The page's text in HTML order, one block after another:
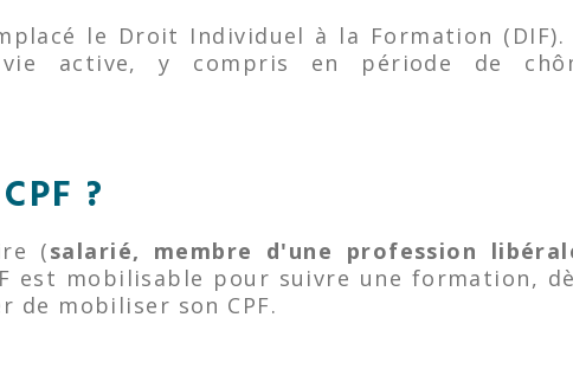
le Droit Individuel à la Formation
active, y compris en période de
?
(salarié, membre d'une profession
est mobilisable pour suivre une formation,
mobiliser son CPF.